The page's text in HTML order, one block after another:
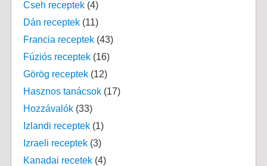
Cseh receptek(4)
Dán receptek(11)
Francia receptek(43)
Fúziós receptek(16)
Görög receptek(12)
Hasznos tanácsok(17)
Hozzávalók(33)
Izlandi receptek(1)
Izraeli receptek(3)
Kanadai recetek(4)